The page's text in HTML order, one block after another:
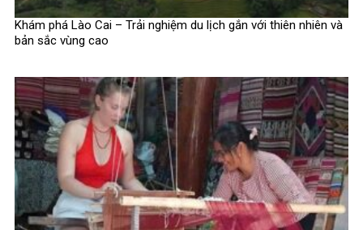
Khám phá Lào Cai – Trải nghiệm du lịch gắn với thiên nhiên và
bản sắc vùng cao